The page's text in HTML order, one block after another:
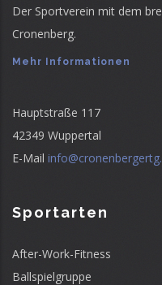
Der Sportverein mit dem
Cronenberg.
Mehr Informationen
Hauptstraße 117
42349 Wuppertal
E-Mail
Sportarten
After-Work-Fitness
Ballspielgruppe